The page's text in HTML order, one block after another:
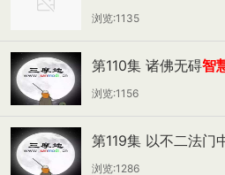
浏览:1135
第110集 诸佛无碍智
浏览:1156
第119集 以不二法门
浏览:1286